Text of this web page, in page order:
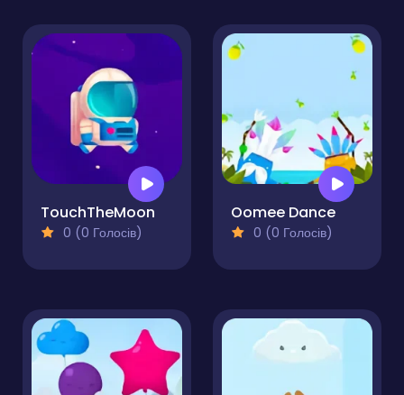
TouchTheMoon
0 (0 Голосів)
Oomee Dance
0 (0 Голосів)